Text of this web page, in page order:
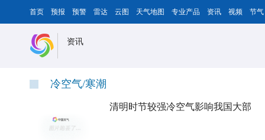
首页 预报 预警 雷达 云图 天气地图 专业产品 资讯 视频 节气
资讯
冷空气/寒潮
清明时节较强冷空气影响我国大部